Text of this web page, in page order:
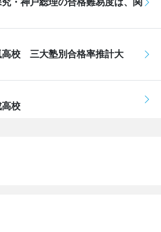
・神戸総理の合格難易度は、関
高校 三大塾別合格率推計大
校